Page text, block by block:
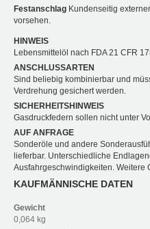
Festanschlag Kundenseitig
vorsehen.
HINWEIS
Lebensmittelöl nach FDA 21 CFR
ANSCHLUSSARTEN
Sind beliebig kombinierbar und
Verdrehung gesichert werden.
SICHERHEITSHINWEIS
Gasdruckfedern sollen nicht unter
AUF ANFRAGE
Sonderöle und andere
lieferbar. Unterschiedliche
Ausfahrgeschwindigkeiten. Weitere
KAUFMÄNNISCHE DATEN
Gewicht
0,064 kg